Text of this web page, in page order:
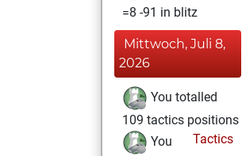
=8 -91 in blitz
Mittwoch, Juli 8,
2026
You totalled
109 tactics positions
Tactics
You